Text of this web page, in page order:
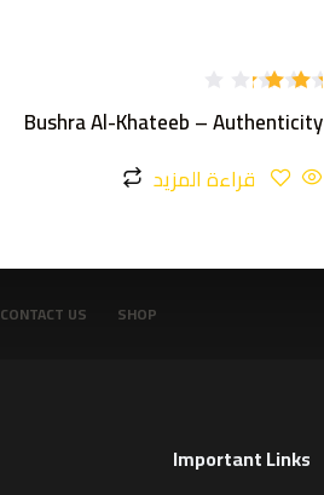
التقي
يم
من 5
Bushra Al-Khateeb – Authenticity
قراءة المزيد
SHOP
CONTACT US
Important Links